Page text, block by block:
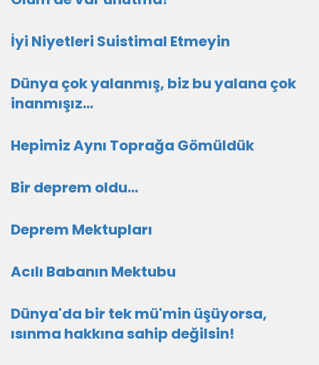
İyi Niyetleri Suistimal Etmeyin
Dünya çok yalanmış, biz bu yalana çok
inanmışız...
Hepimiz Aynı Toprağa Gömüldük
Bir deprem oldu...
Deprem Mektupları
Acılı Babanın Mektubu
Dünya'da bir tek mü'min üşüyorsa,
ısınma hakkına sahip değilsin!